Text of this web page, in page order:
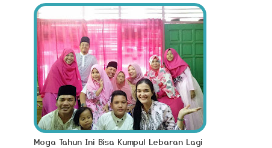
Moga Tahun Ini Bisa Kumpul Lebaran Lagi